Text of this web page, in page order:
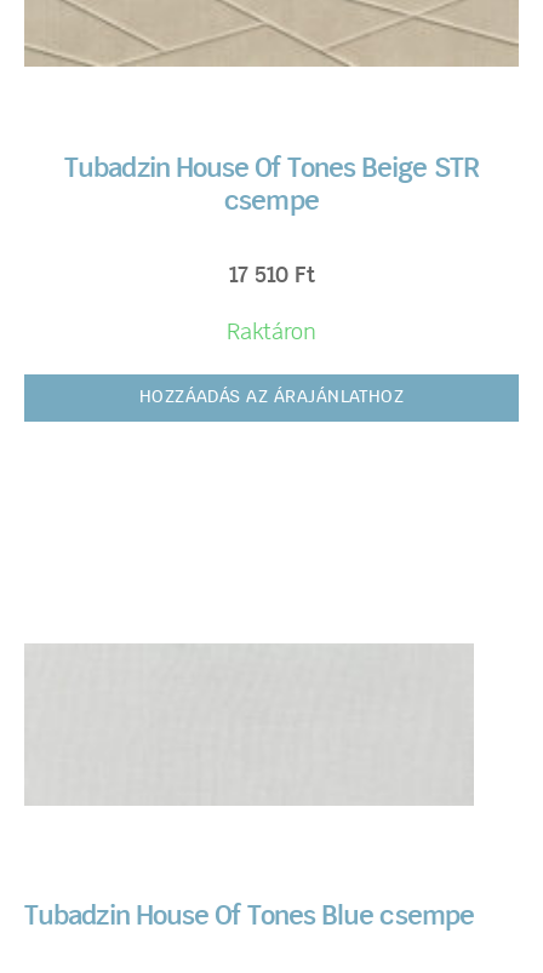
Tubadzin House Of Tones Beige STR
csempe
17 510 Ft
Raktáron
HOZZÁADÁS AZ ÁRAJÁNLATHOZ
Tubadzin House Of Tones Blue csempe